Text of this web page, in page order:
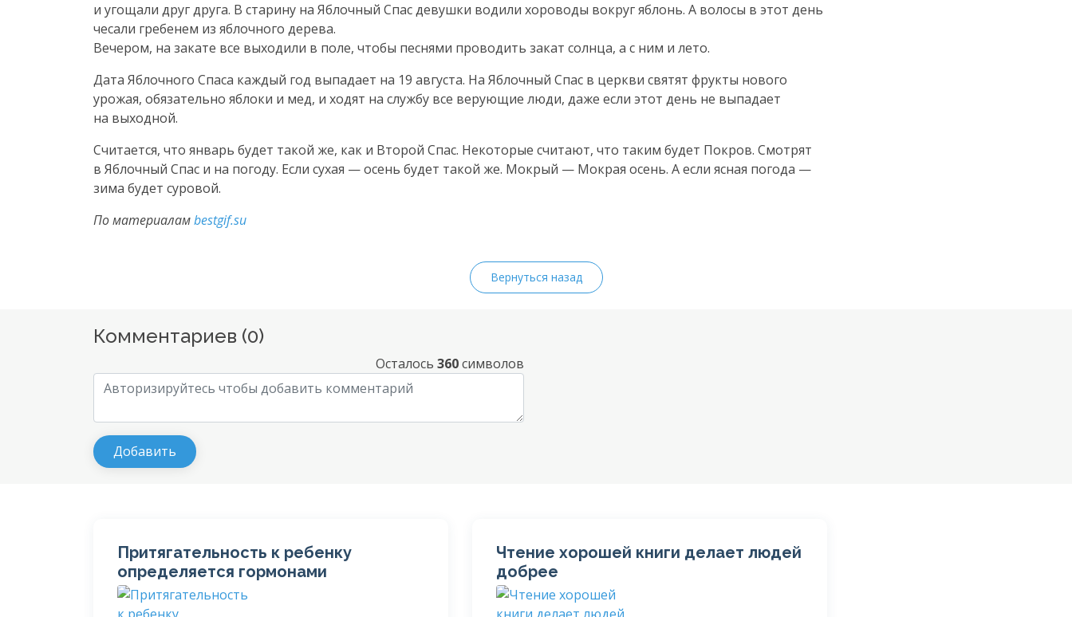
и угощали друг друга. В старину на Яблочный Спас девушки водили хороводы вокруг яблонь. А волосы в этот день
чесали гребенем из яблочного дерева.
Вечером, на закате все выходили в поле, чтобы песнями проводить закат солнца, а с ним и лето.
Дата Яблочного Спаса каждый год выпадает на 19 августа. На Яблочный Спас в церкви святят фрукты нового
урожая, обязательно яблоки и мед, и ходят на службу все верующие люди, даже если этот день не выпадает
на выходной.
Считается, что январь будет такой же, как и Второй Спас. Некоторые считают, что таким будет Покров. Смотрят
в Яблочный Спас и на погоду. Если сухая — осень будет такой же. Мокрый — Мокрая осень. А если ясная погода —
зима будет суровой.
По материаламbestgif.su
Вернуться назад
Комментариев (0)
Осталось 360символов
Притягательность к ребенку
определяется гормонами
Чтение хорошей книги делает людей
добрее